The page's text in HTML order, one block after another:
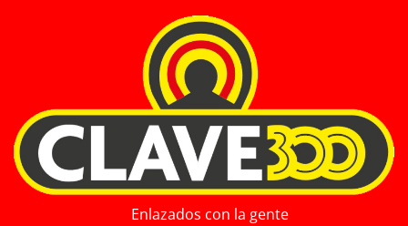
Enlazados con la gente